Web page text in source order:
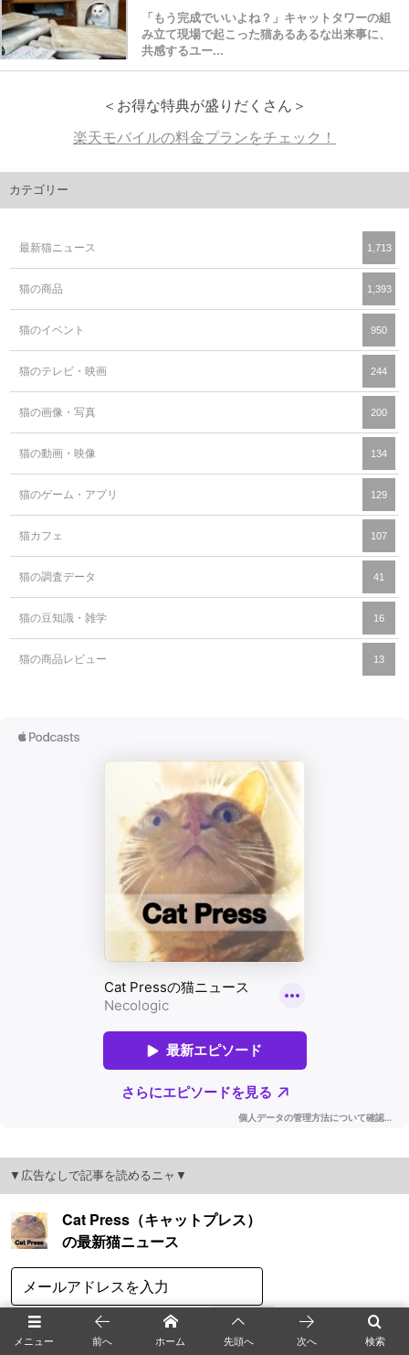
「もう完成でいいよね？」キャットタワーの組
み立て現場で起こった猫あるあるな出来事に、
共感するユー...
＜お得な特典が盛りだくさん＞
楽天モバイルの料金プランをチェック！
カテゴリー
最新猫ニュース 1,713
猫の商品 1,393
猫のイベント 950
猫のテレビ・映画 244
猫の画像・写真 200
猫の動画・映像 134
猫のゲーム・アプリ 129
猫カフェ 107
猫の調査データ 41
猫の豆知識・雑学 16
猫の商品レビュー 13
▼広告なしで記事を読めるニャ▼
メニュー 検索
前へ ホーム 先頭へ 次へ